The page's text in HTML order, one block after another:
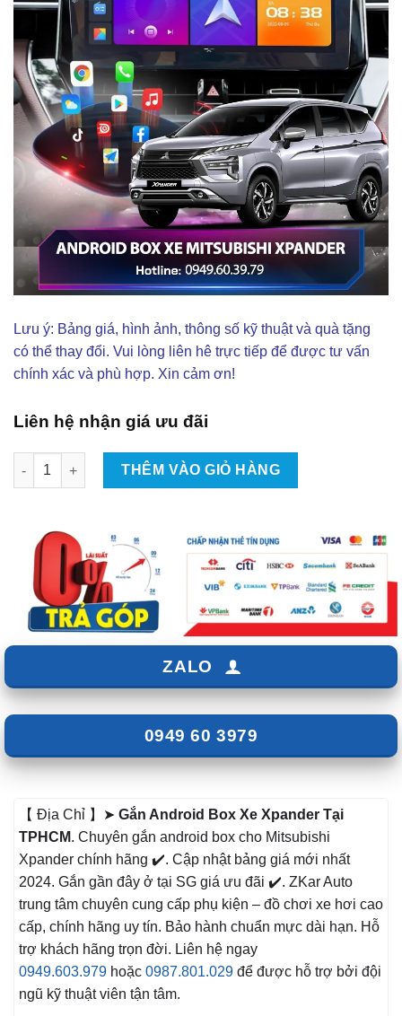
Lưu ý: Bảng giá, hình ảnh, thông số kỹ thuật và quà tặng
có thể thay đổi. Vui lòng liên hê trực tiếp để được tư vấn
chính xác và phù hợp. Xin cảm ơn!
Liên hệ nhận giá ưu đãi
Lắp Android Box Cho Xe Mitsubishi Xpander Tại TPHCM số
THÊM VÀO GIỎ HÀNG
ZALO
0949 60 3979
【 Địa Chỉ 】➤ Gắn Android Box Xe Xpander Tại
TPHCM. Chuyên gắn android box cho Mitsubishi
Xpander chính hãng ✔️. Cập nhật bảng giá mới nhất
2024. Gắn gần đây ở tại SG giá ưu đãi ✔️. ZKar Auto
trung tâm chuyên cung cấp phụ kiện – đồ chơi xe hơi cao
cấp, chính hãng uy tín. Bảo hành chuẩn mực dài hạn. Hỗ
trợ khách hãng trọn đời. Liên hệ ngay
0949.603.979 hoặc 0987.801.029 để được hỗ trợ bởi đội
ngũ kỹ thuật viên tận tâm.